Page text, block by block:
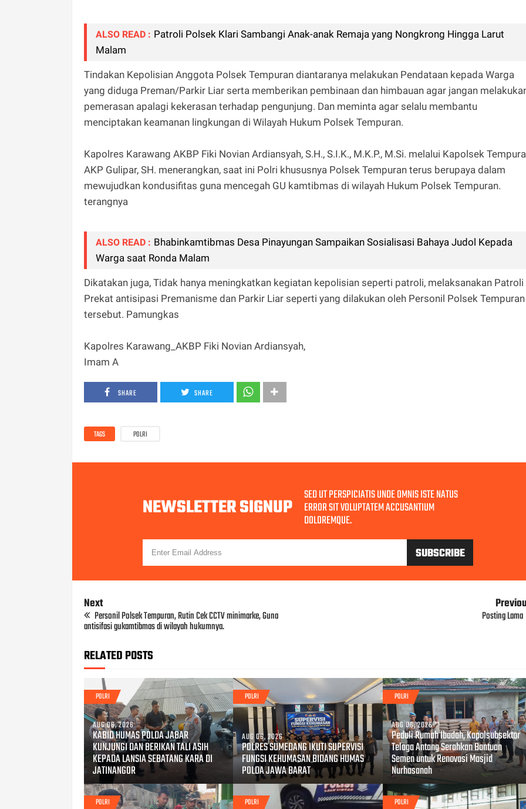
ALSO READ : Patroli Polsek Klari Sambangi Anak-anak Remaja yang Nongkrong Hingga Larut
Malam
Tindakan Kepolisian Anggota Polsek Tempuran diantaranya melakukan Pendataan kepada Warga
yang diduga Preman/Parkir Liar serta memberikan pembinaan dan himbauan agar jangan
pemerasan apalagi kekerasan terhadap pengunjung. Dan meminta agar selalu membantu
menciptakan keamanan lingkungan di Wilayah Hukum Polsek Tempuran.
Kapolres Karawang AKBP Fiki Novian Ardiansyah, S.H., S.I.K., M.K.P., M.Si. melalui Kapolsek
AKP Gulipar, SH. menerangkan, saat ini Polri khususnya Polsek Tempuran terus berupaya dalam
mewujudkan kondusifitas guna mencegah GU kamtibmas di wilayah Hukum Polsek Tempuran.
terangnya
ALSO READ : Bhabinkamtibmas Desa Pinayungan Sampaikan Sosialisasi Bahaya Judol Kepada
Warga saat Ronda Malam
Dikatakan juga, Tidak hanya meningkatkan kegiatan kepolisian seperti patroli, melaksanakan Patroli
Prekat antisipasi Premanisme dan Parkir Liar seperti yang dilakukan oleh Personil Polsek Tempuran
tersebut. Pamungkas
Kapolres Karawang_AKBP Fiki Novian Ardiansyah,
Imam A
SHARE SHARE
TAGS POLRI
NEWSLETTER SIGNUP SED UT PERSPICIATIS UNDE OMNIS ISTE NATUS
ERROR SIT VOLUPTATEM ACCUSANTIUM
DOLOREMQUE.
Next
Personil Polsek Tempuran, Rutin Cek CCTV minimarke, Guna
antisifasi gukamtibmas di wilayah hukumnya.
Posting Lama
RELATED POSTS
POLRI
AUG 06, 2026
KABID HUMAS POLDA JABAR
KUNJUNGI DAN BERIKAN TALI ASIH
KEPADA LANSIA SEBATANG KARA DI
JATINANGOR
POLRI
AUG 06, 2026
POLRES SUMEDANG IKUTI SUPERVISI
FUNGSI KEHUMASAN BIDANG HUMAS
POLDA JAWA BARAT
POLRI
AUG 06, 2026
Peduli Rumah Ibadah, Kapolsubsektor
Telaga Antang Serahkan Bantuan
Semen untuk Renovasi Masjid
Nurhasanah
POLRI POLRI POLRI